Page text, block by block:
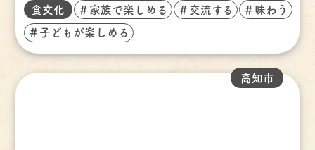
食文化 ＃家族で楽しめる ＃交流する ＃味わう
＃子どもが楽しめる
高知市